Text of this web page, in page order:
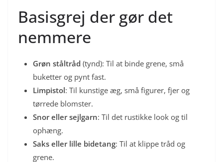
Basisgrej der gør det
nemmere
Grøn ståltråd (tynd): Til at binde grene, små
buketter og pynt fast.
Limpistol: Til kunstige æg, små figurer, fjer og
tørrede blomster.
Snor eller sejlgarn: Til det rustikke look og til
ophæng.
Saks eller lille bidetang: Til at klippe tråd og
grene.